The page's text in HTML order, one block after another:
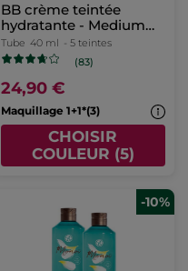
BB crème teintée
hydratante - Medium
clair
Tube 40 ml - 5 teintes
(83)
24,90 €
Maquillage 1+1*(3)
CHOISIR
COULEUR (5)
-10%